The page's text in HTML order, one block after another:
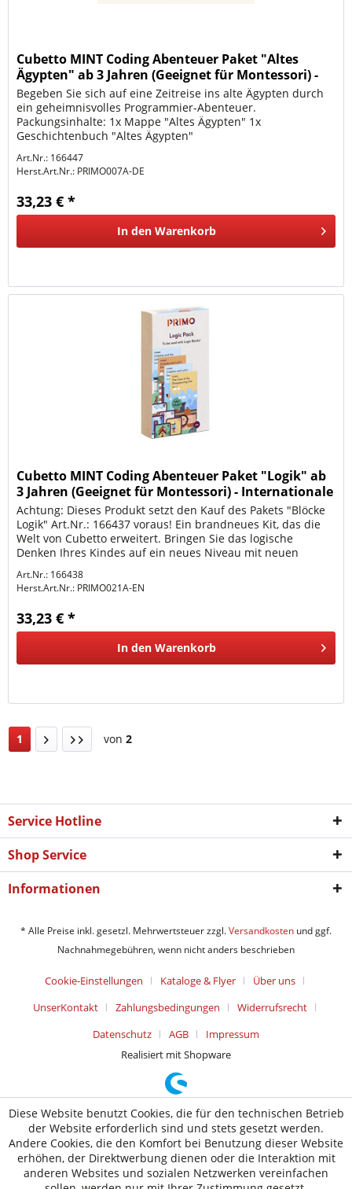
Cubetto MINT Coding Abenteuer Paket "Altes
Ägypten" ab 3 Jahren (Geeignet für Montessori) -
Deutsche
Begeben Sie sich auf eine Zeitreise ins alte Ägypten durch
ein geheimnisvolles Programmier-Abenteuer.
Packungsinhalte: 1x Mappe "Altes Ägypten" 1x
Geschichtenbuch "Altes Ägypten"
Art.Nr.: 166447
Herst.Art.Nr.: PRIMO007A-DE
33,23 € *
In den Warenkorb
Cubetto MINT Coding Abenteuer Paket "Logik" ab
3 Jahren (Geeignet für Montessori) - Internationale
V
Achtung: Dieses Produkt setzt den Kauf des Pakets "Blöcke
Logik" Art.Nr.: 166437 voraus! Ein brandneues Kit, das die
Welt von Cubetto erweitert. Bringen Sie das logische
Denken Ihres Kindes auf ein neues Niveau mit neuen
Art.Nr.: 166438
Herst.Art.Nr.: PRIMO021A-EN
33,23 € *
In den Warenkorb
1 von 2
Service Hotline
Shop Service
Informationen
* Alle Preise inkl. gesetzl. Mehrwertsteuer zzgl.Versandkosten und ggf.
Nachnahmegebühren, wenn nicht anders beschrieben
Cookie-Einstellungen Kataloge & Flyer
Über uns
UnserKontakt
Zahlungsbedingungen
Widerrufsrecht
Datenschutz
AGB
Impressum
Realisiert mit Shopware
Diese Website benutzt Cookies, die für den technischen Betrieb
der Website erforderlich sind und stets gesetzt werden.
Andere Cookies, die den Komfort bei Benutzung dieser Website
erhöhen, der Direktwerbung dienen oder die Interaktion mit
anderen Websites und sozialen Netzwerken vereinfachen